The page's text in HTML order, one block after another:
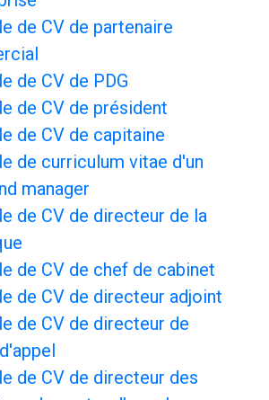
de CV de partenaire
de CV de PDG
de CV de président
de CV de capitaine
de curriculum vitae d'un
manager
de CV de directeur de la
de CV de chef de cabinet
de CV de directeur adjoint
de CV de directeur de
de CV de directeur des